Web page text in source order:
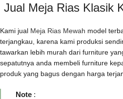
Jual Meja Rias Klasik
Kami jual Meja Rias Mewah model
terjangkau, karena kami produksi
tawarkan lebih murah dari furniture
sepatutnya anda membeli furniture
produk yang bagus dengan harga
Note :